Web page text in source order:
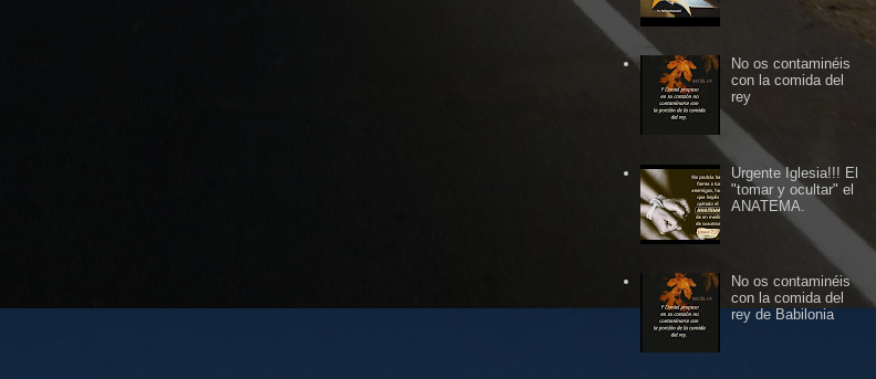
No os contaminéis
con la comida del
rey
Urgente Iglesia!!! El
"tomar y ocultar" el
ANATEMA.
No os contaminéis
con la comida del
rey de Babilonia